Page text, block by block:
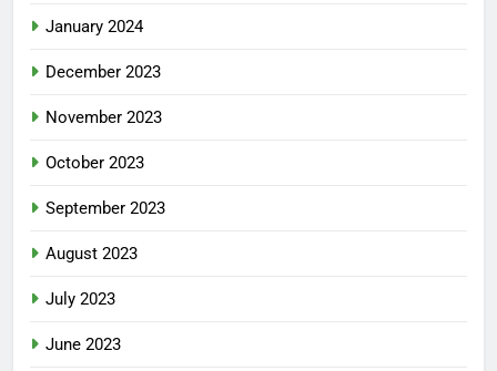
January 2024
December 2023
November 2023
October 2023
September 2023
August 2023
July 2023
June 2023